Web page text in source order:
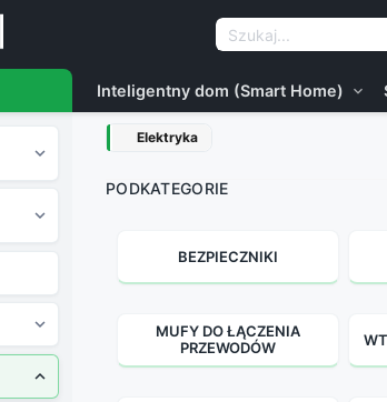
Inteligentny dom (Smart Home) expand_more




Elektryka
PODKATEGORIE
BEZPIECZNIKI
MUFY DO ŁĄCZENIA
PRZEWODÓW